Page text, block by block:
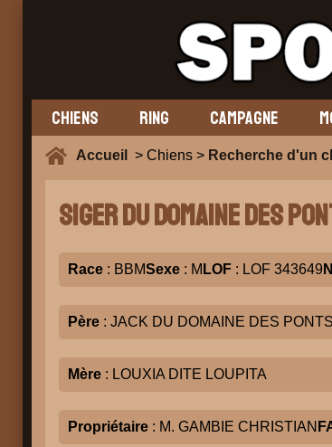
CHIENS RING CAMPAGNE
Accueil > Chiens > Recherche d'un
SIGER DU DOMAINE DES
Race : BBMSexe : M LOF : LOF 343649
Père : JACK DU DOMAINE DES
Mère : LOUXIA DITE LOUPITA
Propriétaire : M. GAMBIE CHRISTIAN